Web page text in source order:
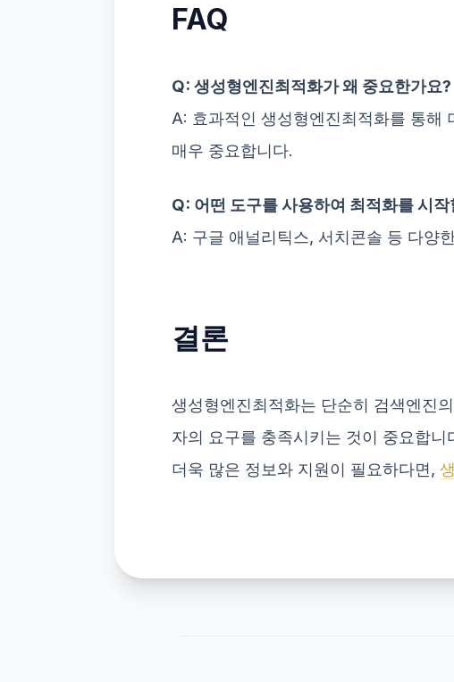
FAQ
Q: 생성형엔진최적화가 왜 중요한가요?
A: 효과적인 생성형엔진최적화를 통해
매우 중요합니다.
Q: 어떤 도구를 사용하여 최적화를 시작
A: 구글 애널리틱스, 서치콘솔 등 다양
결론
생성형엔진최적화는 단순히 검색엔진
자의 요구를 충족시키는 것이 중요합
더욱 많은 정보와 지원이 필요하다면,